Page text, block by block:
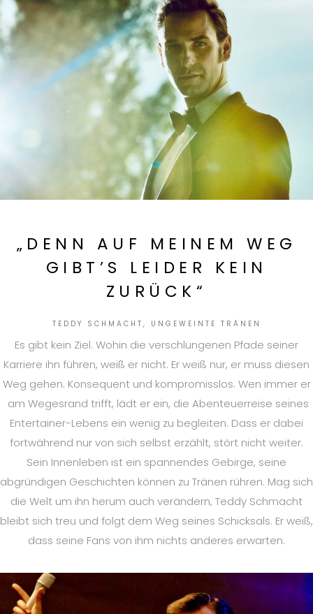
„DENN AUF MEINEM WEG
GIBT’S LEIDER KEIN
ZURÜCK“
TEDDY SCHMACHT, UNGEWEINTE TRÄNEN
Es gibt kein Ziel. Wohin die verschlungenen Pfade seiner
Karriere ihn führen, weiß er nicht. Er weiß nur, er muss diesen
Weg gehen. Konsequent und kompromisslos. Wen immer er
am Wegesrand trifft, lädt er ein, die Abenteuerreise seines
Entertainer-Lebens ein wenig zu begleiten. Dass er dabei
fortwährend nur von sich selbst erzählt, stört nicht weiter.
Sein Innenleben ist ein spannendes Gebirge, seine
abgründigen Geschichten können zu Tränen rühren. Mag sich
die Welt um ihn herum auch verändern, Teddy Schmacht
bleibt sich treu und folgt dem Weg seines Schicksals. Er weiß,
dass seine Fans von ihm nichts anderes erwarten.